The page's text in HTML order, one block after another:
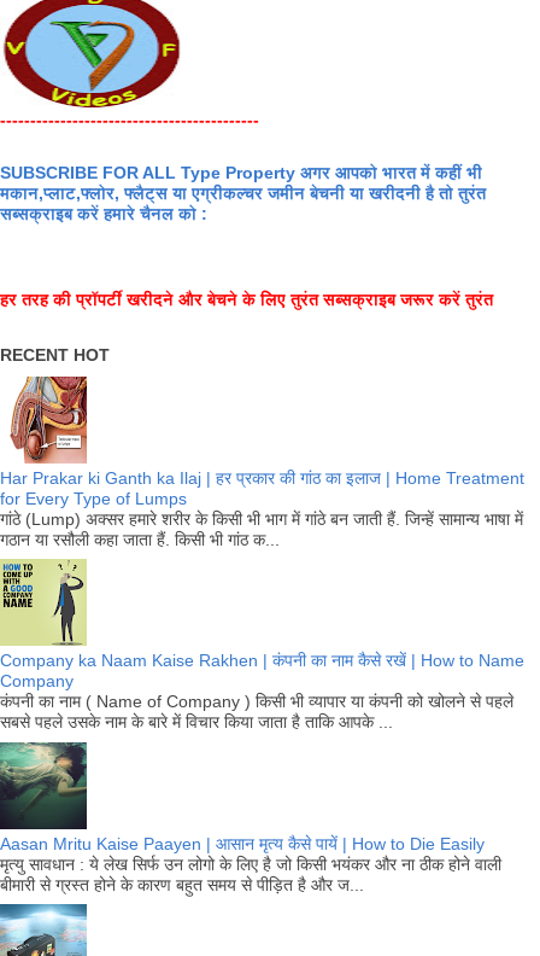
-------------------------------------------
SUBSCRIBE FOR ALL Type Property अगर आपको भारत में कहीं भी
मकान,प्लाट,फ्लोर, फ्लैट्स या एग्रीकल्चर जमीन बेचनी या खरीदनी है तो तुरंत
सब्सक्राइब करें हमारे चैनल को :
हर तरह की प्रॉपर्टी खरीदने और बेचने के लिए तुरंत सब्सक्राइब जरूर करें तुरंत
RECENT HOT
Har Prakar ki Ganth ka Ilaj | हर प्रकार की गांठ का इलाज | Home Treatment
for Every Type of Lumps
गांठे (Lump) अक्सर हमारे शरीर के किसी भी भाग में गांठे बन जाती हैं. जिन्हें सामान्य भाषा में
गठान या रसौली कहा जाता हैं. किसी भी गांठ क...
Company ka Naam Kaise Rakhen | कंपनी का नाम कैसे रखें | How to Name
Company
कंपनी का नाम ( Name of Company ) किसी भी व्यापार या कंपनी को खोलने से पहले
सबसे पहले उसके नाम के बारे में विचार किया जाता है ताकि आपके ...
Aasan Mritu Kaise Paayen | आसान मृत्य कैसे पायें | How to Die Easily
मृत्यु सावधान : ये लेख सिर्फ उन लोगो के लिए है जो किसी भयंकर और ना ठीक होने वाली
बीमारी से ग्रस्त होने के कारण बहुत समय से पीड़ित है और ज...